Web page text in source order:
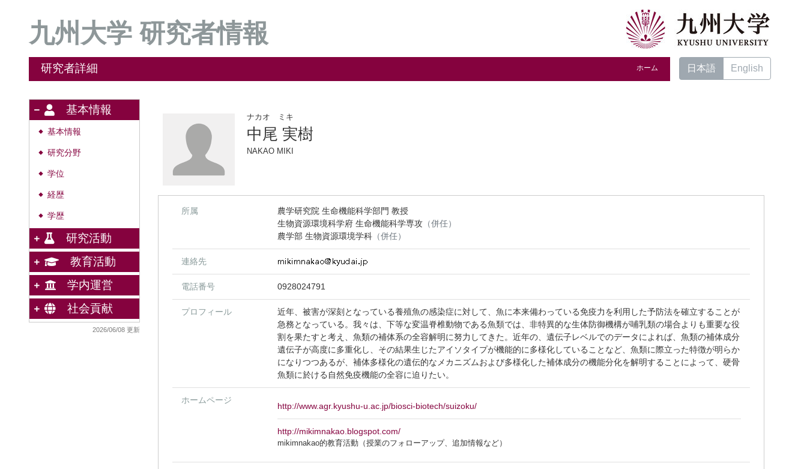
九州大学 研究者情報
研究者詳細 ホーム 日本語 English
基本情報
◆ 基本情報
◆ 研究分野
◆ 学位
◆ 経歴
◆ 学歴
研究活動
教育活動
学内運営
社会貢献
2026/06/08 更新
ナカオ ミキ
中尾 実樹
NAKAO MIKI
所属
農学研究院 生命機能科学部門 教授
生物資源環境科学府 生命機能科学専攻 （併任）
農学部 生物資源環境学科 （併任）
連絡先
電話番号 0928024791
プロフィール
近年、被害が深刻となっている養殖魚の感染症に対して、魚に本来備わっている免疫力を利用した予防法を確立することが
急務となっている。我々は、下等な変温脊椎動物である魚類では、非特異的な生体防御機構が哺乳類の場合よりも重要な役
割を果たすと考え、魚類の補体系の全容解明に努力してきた。近年の、遺伝子レベルでのデータによれば、魚類の補体成分
遺伝子が高度に多重化し、その結果生じたアイソタイプが機能的に多様化していることなど、魚類に際立った特徴が明らか
になりつつあるが、補体多様化の遺伝的なメカニズムおよび多様化した補体成分の機能分化を解明することによって、硬骨
魚類に於ける自然免疫機能の全容に迫りたい。
ホームページ
http://www.agr.kyushu-u.ac.jp/biosci-biotech/suizoku/
http://mikimnakao.blogspot.com/
mikimnakao的教育活動（授業のフォローアップ、追加情報など）